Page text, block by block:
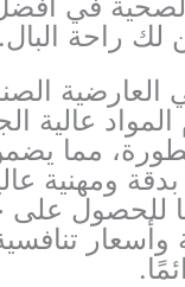
لك راحة البال.
عالية
مما
ومهنية
للحصول